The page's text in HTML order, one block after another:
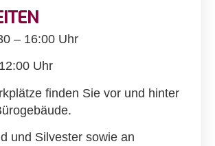
– 16:00 Uhr
Uhr
finden Sie vor und hinter
und Silvester sowie an